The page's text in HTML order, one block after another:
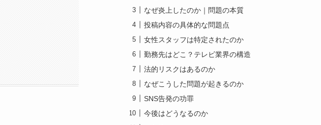
なぜ炎上したのか｜問題の本質
投稿内容の具体的な問題点
女性スタッフは特定されたのか
勤務先はどこ？テレビ業界の構造
法的リスクはあるのか
なぜこうした問題が起きるのか
SNS告発の功罪
今後はどうなるのか